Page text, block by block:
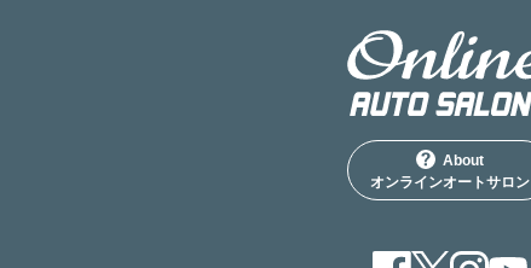
About
オンラインオートサロン